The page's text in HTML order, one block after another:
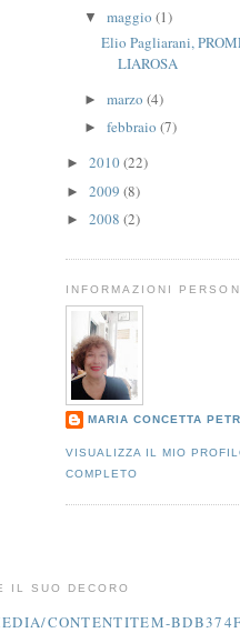
▼ maggio (1)
Elio Pagliarani,
LIAROSA
► marzo (4)
► febbraio (7)
► 2010(22)
► 2009 (8)
► 2008 (2)
INFORMAZIONI
MARIA CONCETTA
VISUALIZZA IL MIO
COMPLETO
IL SUO DECORO
CONTENTITEM-